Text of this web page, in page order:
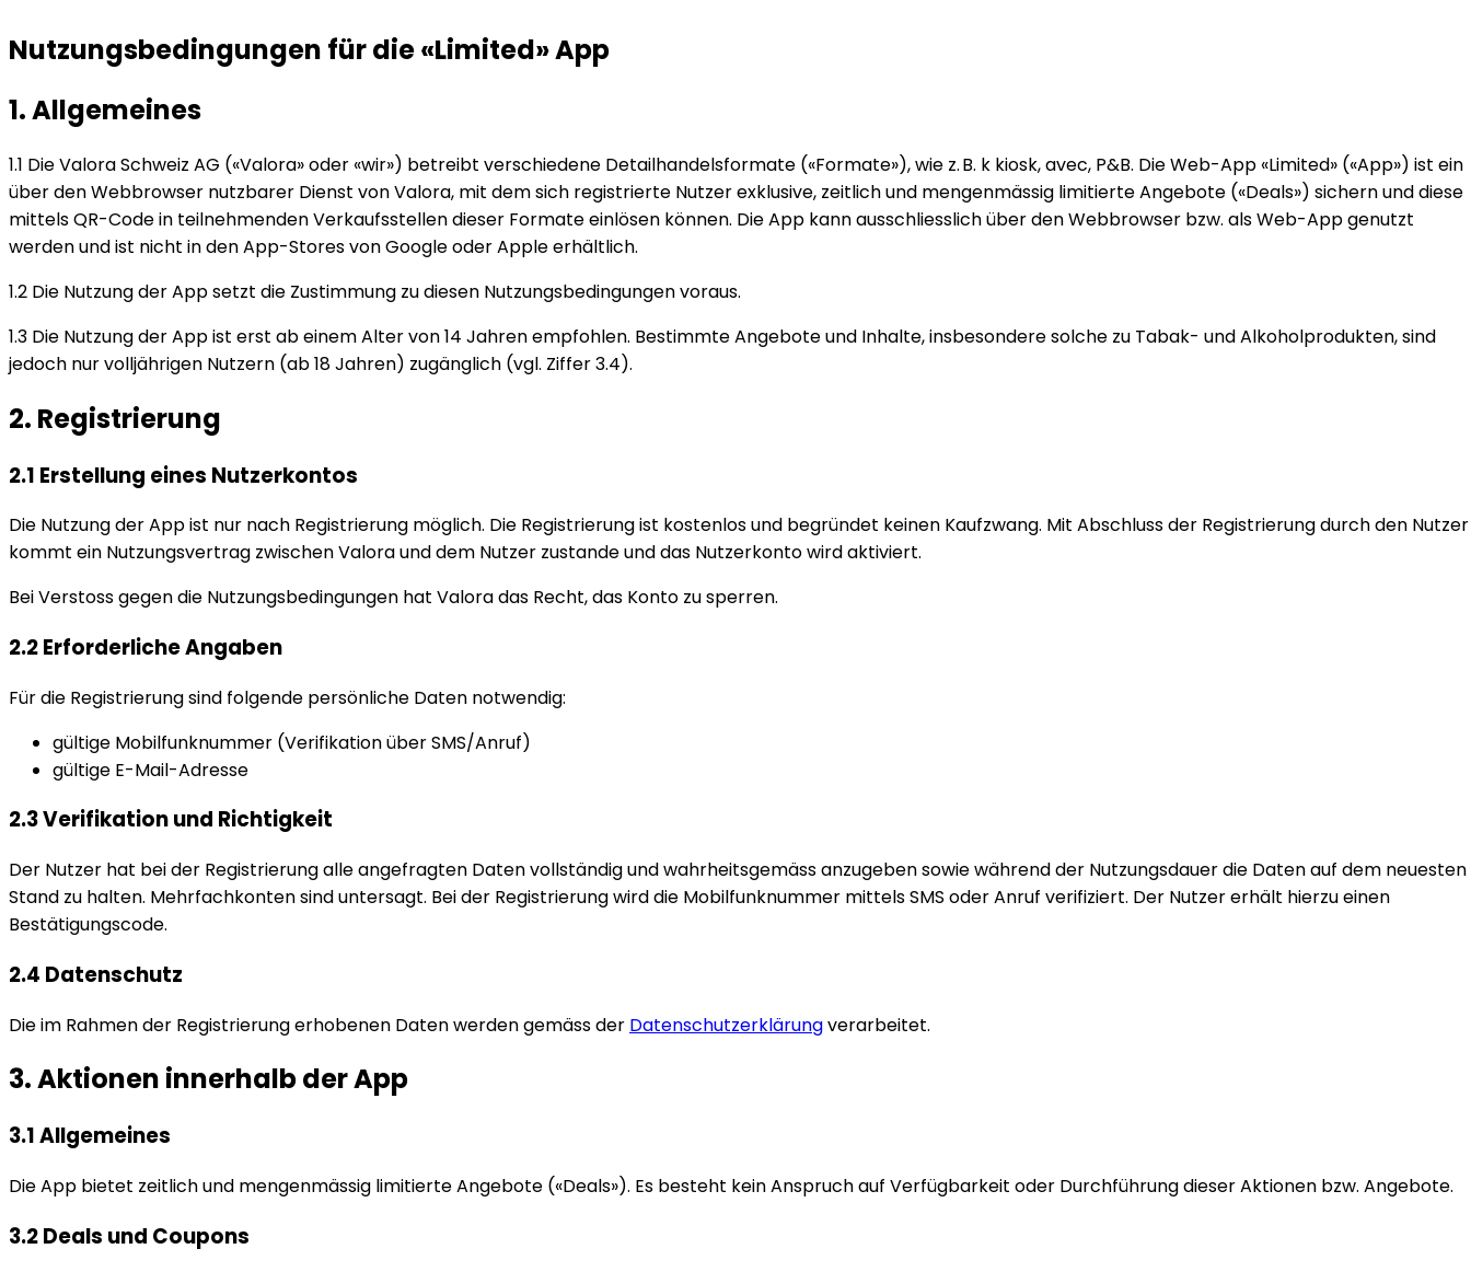
Nutzungsbedingungen für die «Limited» App
1. Allgemeines
1.1 Die Valora Schweiz AG («Valora» oder «wir») betreibt verschiedene Detailhandelsformate («Formate»), wie z. B. k kiosk, avec, P&B. Die Web-App «Limited» («App») ist ein
über den Webbrowser nutzbarer Dienst von Valora, mit dem sich registrierte Nutzer exklusive, zeitlich und mengenmässig limitierte Angebote («Deals») sichern und diese
mittels QR-Code in teilnehmenden Verkaufsstellen dieser Formate einlösen können. Die App kann ausschliesslich über den Webbrowser bzw. als Web-App genutzt
werden und ist nicht in den App-Stores von Google oder Apple erhältlich.
1.2 Die Nutzung der App setzt die Zustimmung zu diesen Nutzungsbedingungen voraus.
1.3 Die Nutzung der App ist erst ab einem Alter von 14 Jahren empfohlen. Bestimmte Angebote und Inhalte, insbesondere solche zu Tabak- und Alkoholprodukten, sind
jedoch nur volljährigen Nutzern (ab 18 Jahren) zugänglich (vgl. Ziffer 3.4).
2. Registrierung
2.1 Erstellung eines Nutzerkontos
Die Nutzung der App ist nur nach Registrierung möglich. Die Registrierung ist kostenlos und begründet keinen Kaufzwang. Mit Abschluss der Registrierung durch den Nutzer
kommt ein Nutzungsvertrag zwischen Valora und dem Nutzer zustande und das Nutzerkonto wird aktiviert.
Bei Verstoss gegen die Nutzungsbedingungen hat Valora das Recht, das Konto zu sperren.
2.2 Erforderliche Angaben
Für die Registrierung sind folgende persönliche Daten notwendig:
gültige Mobilfunknummer (Verifikation über SMS/Anruf)
gültige E-Mail-Adresse
2.3 Verifikation und Richtigkeit
Der Nutzer hat bei der Registrierung alle angefragten Daten vollständig und wahrheitsgemäss anzugeben sowie während der Nutzungsdauer die Daten auf dem neuesten
Stand zu halten. Mehrfachkonten sind untersagt. Bei der Registrierung wird die Mobilfunknummer mittels SMS oder Anruf verifiziert. Der Nutzer erhält hierzu einen
Bestätigungscode.
2.4 Datenschutz
Die im Rahmen der Registrierung erhobenen Daten werden gemäss der Datenschutzerklärungverarbeitet.
3. Aktionen innerhalb der App
3.1 Allgemeines
Die App bietet zeitlich und mengenmässig limitierte Angebote («Deals»). Es besteht kein Anspruch auf Verfügbarkeit oder Durchführung dieser Aktionen bzw. Angebote.
3.2 Deals und Coupons